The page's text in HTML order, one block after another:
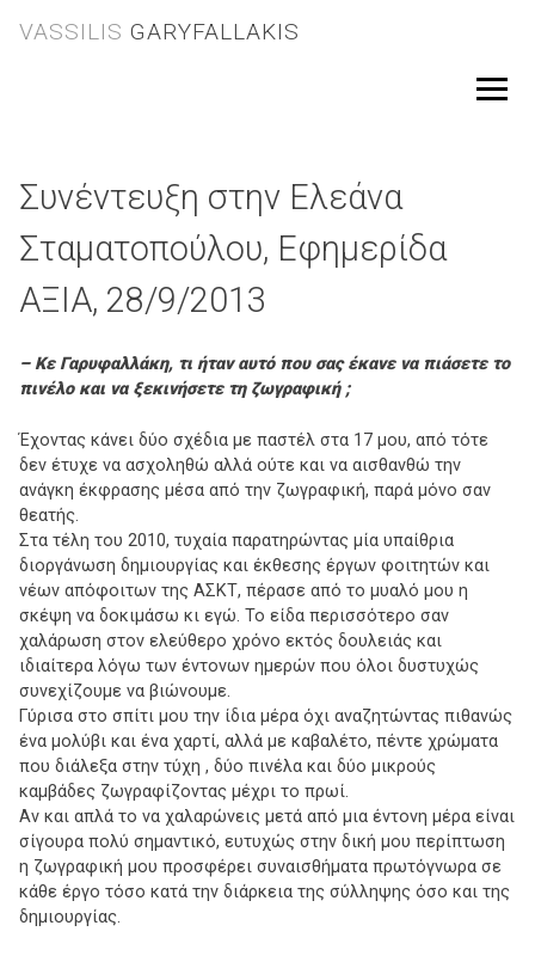
to
VASSILIS GARYFALLAKIS
Συνέντευξη στην Ελεάνα
Σταματοπούλου, Εφημερίδα
ΑΞΙΑ, 28/9/2013
– Κε Γαρυφαλλάκη, τι ήταν αυτό που σας έκανε να πιάσετε το
πινέλο και να ξεκινήσετε τη ζωγραφική ;
Έχοντας κάνει δύο σχέδια με παστέλ στα 17 μου, από τότε
δεν έτυχε να ασχοληθώ αλλά ούτε και να αισθανθώ την
ανάγκη έκφρασης μέσα από την ζωγραφική, παρά μόνο σαν
θεατής.
Στα τέλη του 2010, τυχαία παρατηρώντας μία υπαίθρια
διοργάνωση δημιουργίας και έκθεσης έργων φοιτητών και
νέων απόφοιτων της ΑΣΚΤ, πέρασε από το μυαλό μου η
σκέψη να δοκιμάσω κι εγώ. Το είδα περισσότερο σαν
χαλάρωση στον ελεύθερο χρόνο εκτός δουλειάς και
ιδιαίτερα λόγω των έντονων ημερών που όλοι δυστυχώς
συνεχίζουμε να βιώνουμε.
Γύρισα στο σπίτι μου την ίδια μέρα όχι αναζητώντας πιθανώς
ένα μολύβι και ένα χαρτί, αλλά με καβαλέτο, πέντε χρώματα
που διάλεξα στην τύχη , δύο πινέλα και δύο μικρούς
καμβάδες ζωγραφίζοντας μέχρι το πρωί.
Αν και απλά το να χαλαρώνεις μετά από μια έντονη μέρα είναι
σίγουρα πολύ σημαντικό, ευτυχώς στην δική μου περίπτωση
η ζωγραφική μου προσφέρει συναισθήματα πρωτόγνωρα σε
κάθε έργο τόσο κατά την διάρκεια της σύλληψης όσο και της
δημιουργίας.